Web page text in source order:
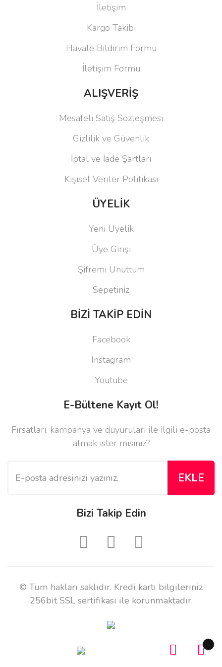
İletişim
Kargo Takibi
Havale Bildirim Formu
İletişim Formu
ALIŞVERİŞ
Mesafeli Satış Sözleşmesi
Gizlilik ve Güvenlik
İptal ve İade Şartları
Kişisel Veriler Politikası
ÜYELİK
Yeni Üyelik
Üye Girişi
Şifremi Unuttum
Sepetiniz
BİZİ TAKİP EDİN
Facebook
Instagram
Youtube
E-Bültene Kayıt Ol!
Fırsatları, kampanya ve duyuruları ile ilgili e-posta
almak ister misiniz?
EKLE
Bizi Takip Edin
© Tüm hakları saklıdır. Kredi kartı bilgileriniz
256bit SSL sertifikası ile korunmaktadır.